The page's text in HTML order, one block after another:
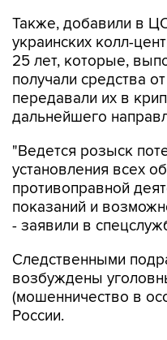
Также, добавили в
украинских колл-
25 лет, которые,
получали средства
передавали их в
дальнейшего
"Ведется розыск
установления всех
противоправной
показаний и
- заявили в
Следственными
возбуждены
(мошенничество в
России.